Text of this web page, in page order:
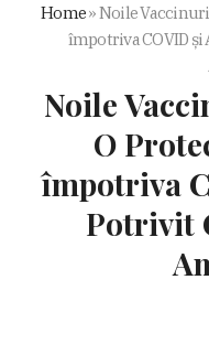
Home»Noile Vaccinuri
împotriva COVID
Noile
O
împotriva
Potrivit